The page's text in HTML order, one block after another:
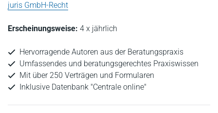
juris GmbH-Recht
Erscheinungsweise: 4 x jährlich
Hervorragende Autoren aus der Beratungspraxis
Umfassendes und beratungsgerechtes Praxiswissen
Mit über 250 Verträgen und Formularen
Inklusive Datenbank "Centrale online"